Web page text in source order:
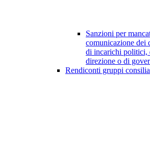
Sanzioni per
comunicazione dei
di incarichi politici,
direzione o di
Rendiconti gruppi